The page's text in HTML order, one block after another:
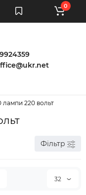
0
лампи 220 вольт
Фільтр
32